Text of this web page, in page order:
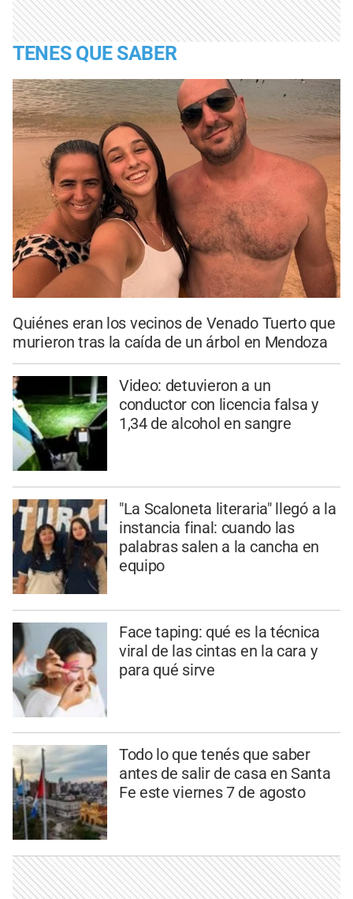
TENES QUE SABER
Quiénes eran los vecinos de Venado Tuerto que
murieron tras la caída de un árbol en Mendoza
Video: detuvieron a un
conductor con licencia falsa y
1,34 de alcohol en sangre
"La Scaloneta literaria" llegó a la
instancia final: cuando las
palabras salen a la cancha en
equipo
Face taping: qué es la técnica
viral de las cintas en la cara y
para qué sirve
Todo lo que tenés que saber
antes de salir de casa en Santa
Fe este viernes 7 de agosto